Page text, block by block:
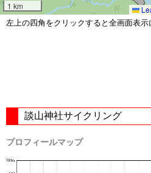
1 km
左上の四角をクリックすると全画面表示
談山神社サイクリング
プロフィールマップ